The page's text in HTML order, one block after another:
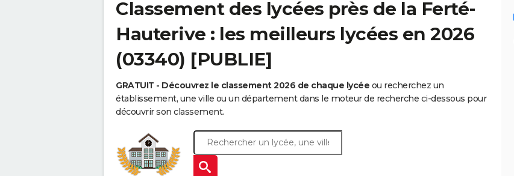
Classement des lycées près de la Ferté-
Hauterive : les meilleurs lycées en 2026
(03340) [PUBLIE]
GRATUIT - Découvrez le classement 2026 de chaque lycée ou recherchez un
établissement, une ville ou un département dans le moteur de recherche ci-dessous pour
découvrir son classement.